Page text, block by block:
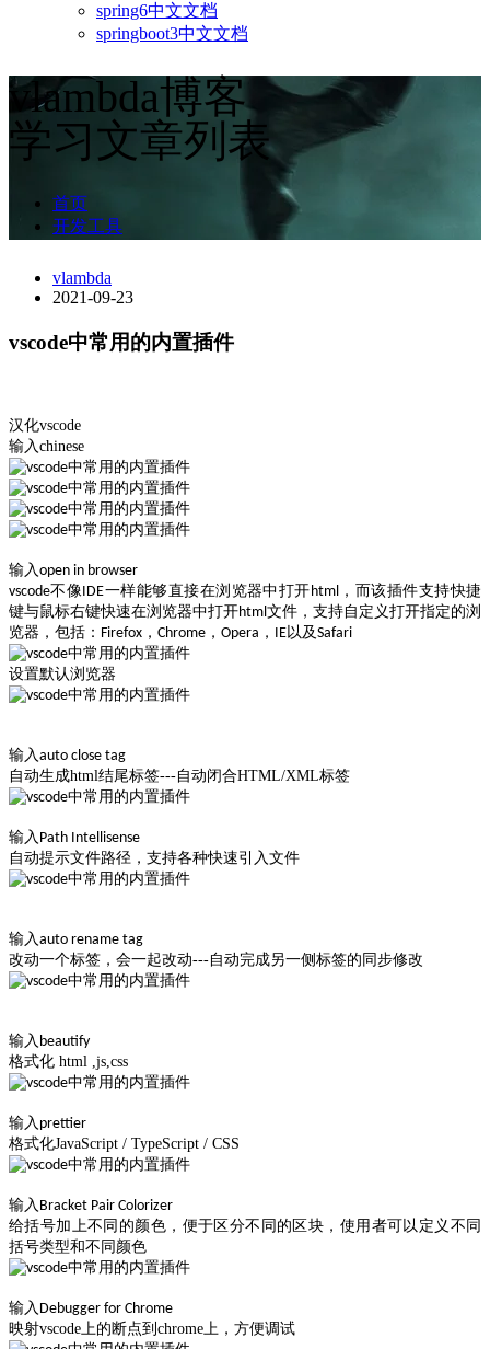
spring6中文文档
springboot3中文文档
vlambda博客
学习文章列表
首页
开发工具
vlambda
2021-09-23
vscode中常用的内置插件
汉化vscode
输入chinese
输入open in browser
vscode不像IDE一样能够直接在浏览器中打开html，而该插件支持快捷
键与鼠标右键快速在浏览器中打开html文件，支持自定义打开指定的浏
览器，包括：Firefox，Chrome，Opera，IE以及Safari
设置默认浏览器
输入auto close tag
自动生成html结尾标签---自动闭合HTML/XML标签
输入 Path Intellisense
自动提示文件路径，支持各种快速引入文件
输入auto rename tag
改动一个标签，会一起改动---自动完成另一侧标签的同步修改
输入 beautify
格式化 html ,js,css
输入 prettier
格式化JavaScript / TypeScript / CSS
输入 Bracket Pair Colorizer
给括号加上不同的颜色，便于区分不同的区块，使用者可以定义不同
括号类型和不同颜色
输入 Debugger for Chrome
映射vscode上的断点到chrome上，方便调试